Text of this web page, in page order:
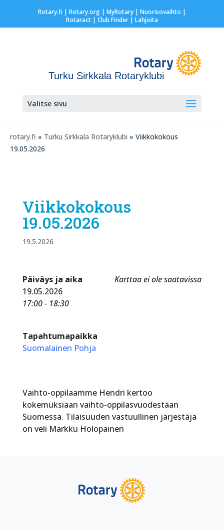
Rotary.fi | Rotary.org| MyRotary | Nuorisovaihto |
Rotaract| Club Finder| Lahjoita
Turku Sirkkala Rotaryklubi
Valitse sivu
rotary.fi » Turku Sirkkala Rotaryklubi » Viikkokokous
19.05.2026
Viikkokokous
19.05.2026
19.5.2026
Karttaa ei ole saatavissa
Päiväys ja aika
19.05.2026
17:00 - 18:30
Tapahtumapaikka
Suomalainen Pohja
Vaihto-oppilaamme Hendri kertoo
kokemuksiaan vaihto-oppilasvuodestaan
Suomessa. Tilaisuuden vastuullinen järjestäjä
on veli Markku Holopainen